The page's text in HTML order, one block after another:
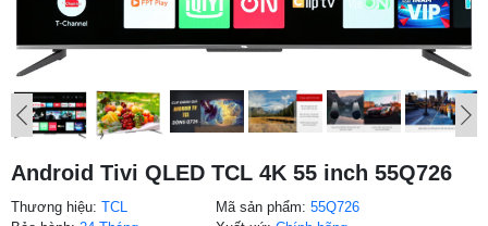
Android Tivi QLED TCL 4K 55 inch 55Q726
Thương hiệu: TCL
Mã sản phẩm:55Q726